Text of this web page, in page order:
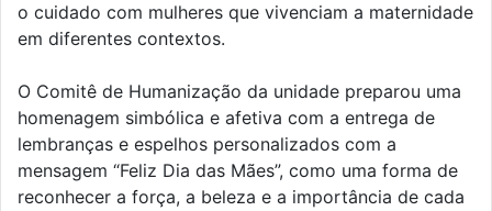
o cuidado com mulheres que vivenciam a maternidade
em diferentes contextos.
O Comitê de Humanização da unidade preparou uma
homenagem simbólica e afetiva com a entrega de
lembranças e espelhos personalizados com a
mensagem “Feliz Dia das Mães”, como uma forma de
reconhecer a força, a beleza e a importância de cada